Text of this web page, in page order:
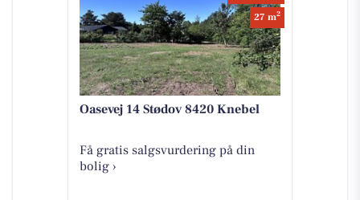
27 m2
Oasevej 14 Stødov 8420 Knebel
Få gratis salgsvurdering på din
bolig ›